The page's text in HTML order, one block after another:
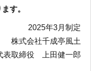
す。
2025年3月制定
株式会社千成亭風土
表取締役 上田健一郎